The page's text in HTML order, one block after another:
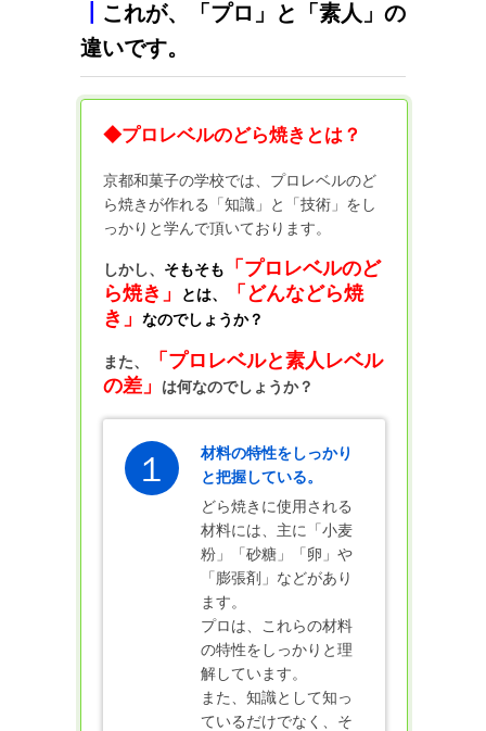
これが、「プロ」と「素人」の
違いです。
◆プロレベルのどら焼きとは？
京都和菓子の学校では、プロレベルのど
ら焼きが作れる「知識」と「技術」をし
っかりと学んで頂いております。
しかし、 そもそも 「プロレベルのど
ら焼き」 とは、 「どんなどら焼
き」 なのでしょうか？
また、
「プロレベルと素人レベル
の差」 は何なのでしょうか？
１
材料の特性をしっかり
と把握している。
どら焼きに使用される
材料には、主に「小麦
粉」「砂糖」「卵」や
「膨張剤」などがあり
ます。
プロは、これらの材料
の特性をしっかりと理
解しています。
また、知識として知っ
ているだけでなく、そ